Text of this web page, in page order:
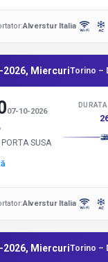
Alverstur Italia
2026, MiercuriTorino –
07-10-2026
SUSA
Alverstur Italia
2026, MiercuriTorino –